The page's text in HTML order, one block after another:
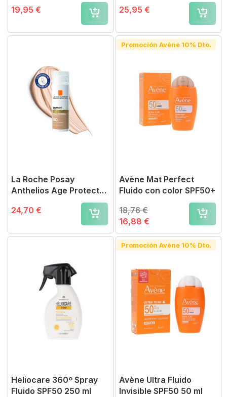
19,95 €
25,95 €
La Roche Posay
Anthelios Age Protect
Color SPF50, 50ml
24,70 €
Promoción Avène 10% Dto.
Avène Mat Perfect
Fluido con color SPF50+
16,88 €
18,76 €
Heliocare 360º Spray
Fluido SPF50 250 ml
Promoción Avène 10% Dto.
Avène Ultra Fluido
Invisible SPF50 50 ml